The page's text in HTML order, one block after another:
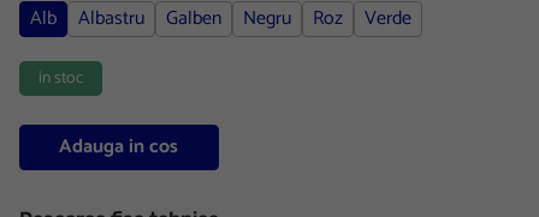
Alb Albastru Galben Negru Roz Verde
in stoc
Adauga in cos